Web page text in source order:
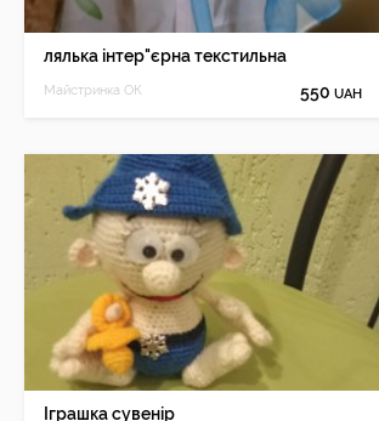
лялька інтер"єрна текстильна
Майстринка ОК 550 UAH
Іграшка сувенір